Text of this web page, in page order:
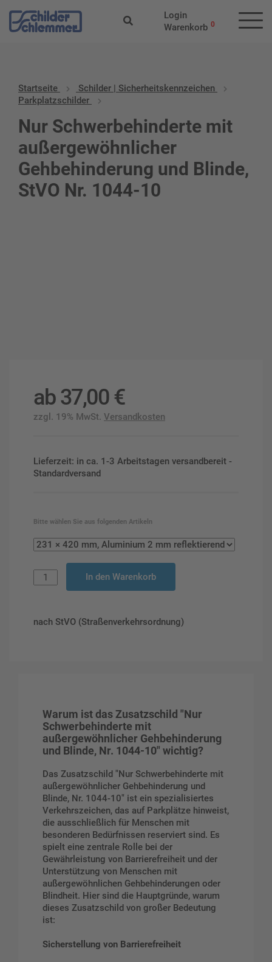
Login
Warenkorb 0
Startseite
Schilder | Sicherheitskennzeichen
Parkplatzschilder
Nur Schwerbehinderte mit
außergewöhnlicher
Gehbehinderung und Blinde,
StVO Nr. 1044-10
ab37,00 €
zzgl. 19% MwSt. Versandkosten
Lieferzeit: in ca. 1-3 Arbeitstagen versandbereit -
Standardversand
Bitte wählen Sie aus folgenden Artikeln
In den Warenkorb
nach StVO (Straßenverkehrsordnung)
Warum ist das Zusatzschild "Nur
Schwerbehinderte mit
außergewöhnlicher Gehbehinderung
und Blinde, Nr. 1044-10" wichtig?
Das Zusatzschild "Nur Schwerbehinderte mit
außergewöhnlicher Gehbehinderung und
Blinde, Nr. 1044-10" ist ein spezialisiertes
Verkehrszeichen, das auf Parkplätze hinweist,
die ausschließlich für Menschen mit
besonderen Bedürfnissen reserviert sind. Es
spielt eine zentrale Rolle bei der
Gewährleistung von Barrierefreiheit und der
Unterstützung von Menschen mit
außergewöhnlichen Gehbehinderungen oder
Blindheit. Hier sind die Hauptgründe, warum
dieses Zusatzschild von großer Bedeutung
ist:
Sicherstellung von Barrierefreiheit